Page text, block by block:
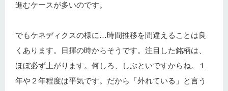
進むケースが多いのです。
でもケネディクスの様に…時間推移を間違えることは良
くあります。日揮の時からそうです。注目した銘柄は、
ほぼ必ず上がります。何しろ、しぶといですからね。１
年や２年程度は平気です。だから「外れている」と言う